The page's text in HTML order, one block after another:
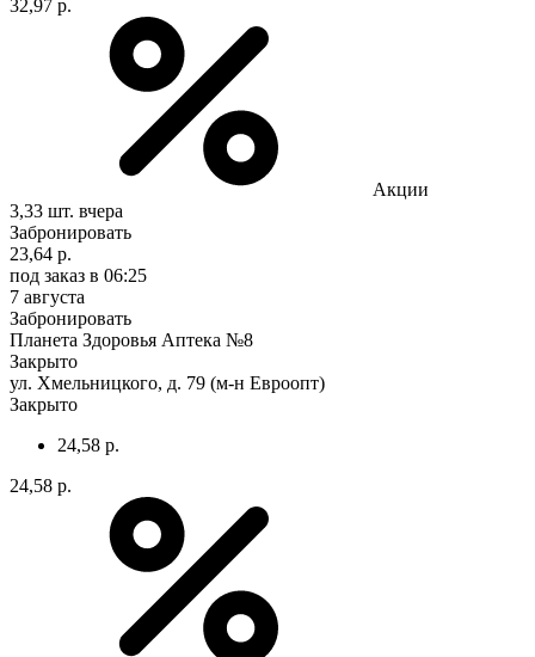
32,97 р.
Акции
3,33 шт. вчера
Забронировать
23,64 р.
под заказ в 06:25
7 августа
Забронировать
Планета Здоровья Аптека №8
Закрыто
ул. Хмельницкого, д. 79 (м-н Евроопт)
Закрыто
24,58 р.
24,58 р.